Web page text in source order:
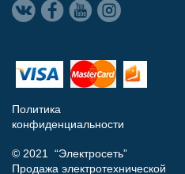
Политика
конфиденциальности
© 2021 “Электросеть”
Продажа электротехнической